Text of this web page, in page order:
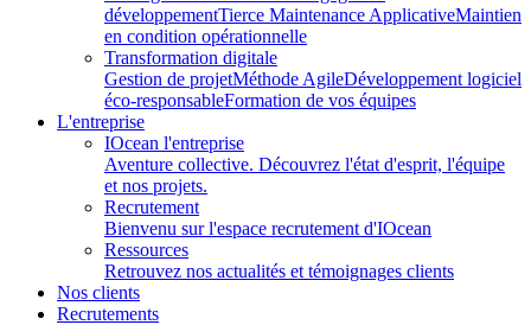
développementTierce Maintenance ApplicativeMaintien
en condition opérationnelle
Transformation digitale
Gestion de projetMéthode AgileDéveloppement logiciel
éco-responsableFormation de vos équipes
L'entreprise
IOcean l'entreprise
Aventure collective. Découvrez l'état d'esprit, l'équipe
et nos projets.
Recrutement
Bienvenu sur l'espace recrutement d'IOcean
Ressources
Retrouvez nos actualités et témoignages clients
Nos clients
Recrutements